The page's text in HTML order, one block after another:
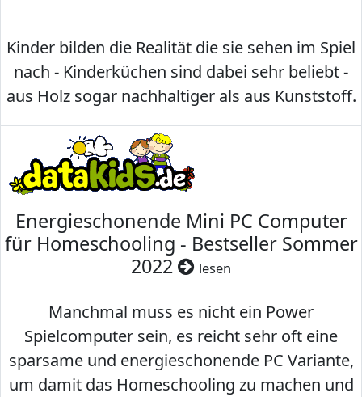
Kinder bilden die Realität die sie sehen im Spiel
nach - Kinderküchen sind dabei sehr beliebt -
aus Holz sogar nachhaltiger als aus Kunststoff.
Energieschonende Mini PC Computer
für Homeschooling - Bestseller Sommer
2022
lesen
Manchmal muss es nicht ein Power
Spielcomputer sein, es reicht sehr oft eine
sparsame und energieschonende PC Variante,
um damit das Homeschooling zu machen und